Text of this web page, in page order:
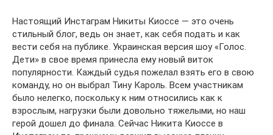
Настоящий Инстаграм Никиты Киоссе — это очень
стильный блог, ведь он знает, как себя подать и как
вести себя на публике. Украинская версия шоу «Голос.
Дети» в свое время принесла ему новый виток
популярности. Каждый судья пожелал взять его в свою
команду, но он выбрал Тину Кароль. Всем участникам
было нелегко, поскольку к ним относились как к
взрослым, нагрузки были довольно тяжелыми, но наш
герой дошел до финала. Сейчас Никита Киоссе в